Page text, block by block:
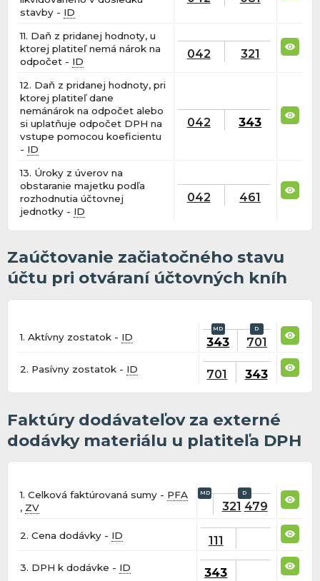
stavby - ID
11. Daň z pridanej hodnoty, u
ktorej platiteľ nemá nárok na
odpočet - ID
042 321
12. Daň z pridanej hodnoty, pri
ktorej platiteľ dane
nemánárok na odpočet alebo
si uplatňuje odpočet DPH na
vstupe pomocou koeficientu
- ID
042 343
13. Úroky z úverov na
obstaranie majetku podľa
rozhodnutia účtovnej
jednotky - ID
042 461
Zaúčtovanie začiatočného stavu
účtu pri otváraní účtovných kníh
1. Aktívny zostatok - ID 343 701
2. Pasívny zostatok - ID 701 343
Faktúry dodávateľov za externé
dodávky materiálu u platiteľa DPH
1. Celková faktúrovaná sumy - PFA
, ZV 321 479
2. Cena dodávky - ID 111
3. DPH k dodávke - ID 343